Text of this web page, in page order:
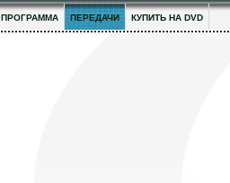
ПРОГРАММА ПЕРЕДАЧИ КУПИТЬ НА DVD